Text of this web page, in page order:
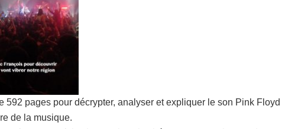
592 pages pour décrypter, analyser et expliquer le son Pink Floyd
de la musique.